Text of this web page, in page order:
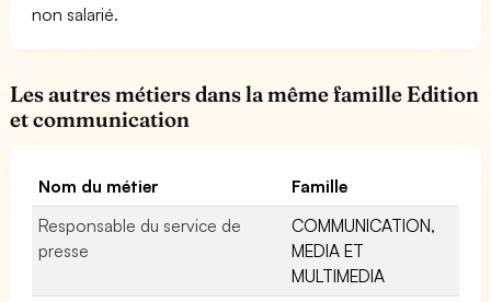
non salarié.
Les autres métiers dans la même famille Edition
et communication
Nom du métier
Famille
Responsable du service de
presse
COMMUNICATION,
MEDIA ET
MULTIMEDIA